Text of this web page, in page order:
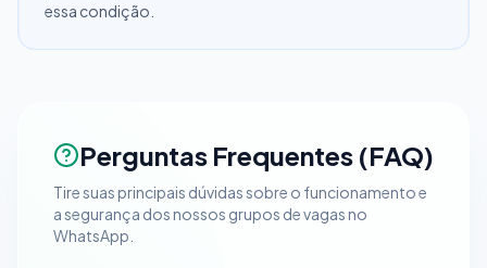
essa condição.
Perguntas Frequentes (FAQ)
Tire suas principais dúvidas sobre o funcionamento e
a segurança dos nossos grupos de vagas no
WhatsApp.